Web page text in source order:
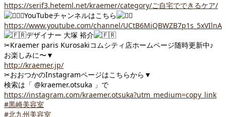
https://serif3.heteml.net/kraemer/category/ご自宅でできるケア/
YouTubeチャンネルはこちら
https://www.youtube.com/channel/UCtB6MiQBWZB7p1s_5xVIlnA
デザイナー 大塚 裕介
✂︎Kraemer paris Kurosakiコムシティ店ホームページ随時更新中♪
お楽しみに〜▼
http://kraemer.jp/
✂︎おおつかのInstagramページはこちらから▼
検索は「 @kraemer.otsuka 」で
https://instagram.com/kraemer.otsuka?utm_medium=copy_link
#黒崎美容室
#北九州美容室